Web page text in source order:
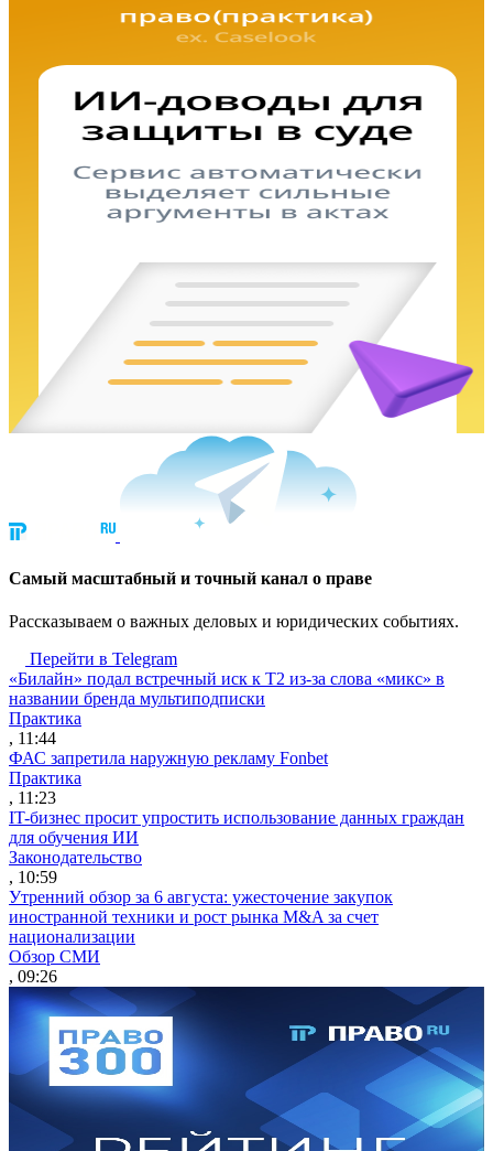
Cамый масштабный и точный канал о праве
Рассказываем о важных деловых и юридических событиях.
Перейти в Telegram
«Билайн» подал встречный иск к Т2 из-за слова «микс» в
названии бренда мультиподписки
Практика
, 11:44
ФАС запретила наружную рекламу Fonbet
Практика
, 11:23
IT-бизнес просит упростить использование данных граждан
для обучения ИИ
Законодательство
, 10:59
Утренний обзор за 6 августа: ужесточение закупок
иностранной техники и рост рынка M&A за счет
национализации
Обзор СМИ
, 09:26